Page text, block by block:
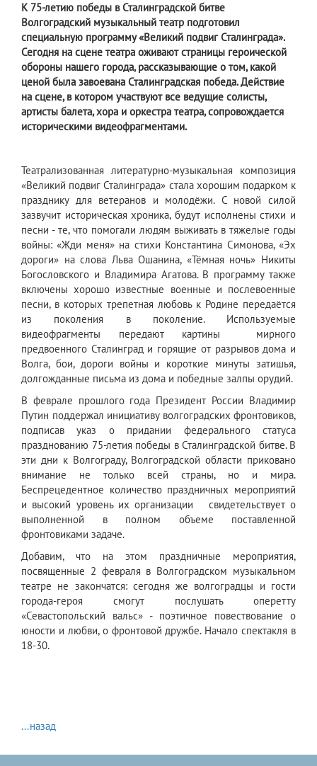
К 75-летию победы в Сталинградской битве
Волгоградский музыкальный театр подготовил
специальную программу «Великий подвиг Сталинграда».
Сегодня на сцене театра оживают страницы героической
обороны нашего города, рассказывающие о том, какой
ценой была завоевана Сталинградская победа. Действие
на сцене, в котором участвуют все ведущие солисты,
артисты балета, хора и оркестра театра, сопровождается
историческими видеофрагментами.
Театрализованная литературно-музыкальная композиция
«Великий подвиг Сталинграда» стала хорошим подарком к
празднику для ветеранов и молодёжи. С новой силой
зазвучит историческая хроника, будут исполнены стихи и
песни - те, что помогали людям выживать в тяжелые годы
войны: «Жди меня» на стихи Константина Симонова, «Эх
дороги» на слова Льва Ошанина, «Тёмная ночь» Никиты
Богословского и Владимира Агатова. В программу также
включены хорошо известные военные и послевоенные
песни, в которых трепетная любовь к Родине передаётся
из поколения в поколение. Используемые
видеофрагменты передают картины мирного
предвоенного Сталинград и горящие от разрывов дома и
Волга, бои, дороги войны и короткие минуты затишья,
долгожданные письма из дома и победные залпы орудий.
В феврале прошлого года Президент России Владимир
Путин поддержал инициативу волгоградских фронтовиков,
подписав указ о придании федерального статуса
празднованию 75-летия победы в Сталинградской битве. В
эти дни к Волгограду, Волгоградской области приковано
внимание не только всей страны, но и мира.
Беспрецедентное количество праздничных мероприятий
и высокий уровень их организации свидетельствует о
выполненной в полном объеме поставленной
фронтовиками задаче.
Добавим, что на этом праздничные мероприятия,
посвященные 2 февраля в Волгоградском музыкальном
театре не закончатся: сегодня же волгоградцы и гости
города-героя смогут послушать оперетту
«Севастопольский вальс» - поэтичное повествование о
юности и любви, о фронтовой дружбе. Начало спектакля в
18-30.
...назад